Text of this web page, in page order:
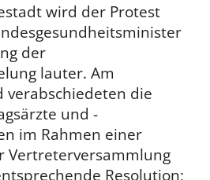
wird der Protest
der
lauter. Am
verabschiedeten die
und -
im Rahmen einer
Vertreterversammlung
Resolution;